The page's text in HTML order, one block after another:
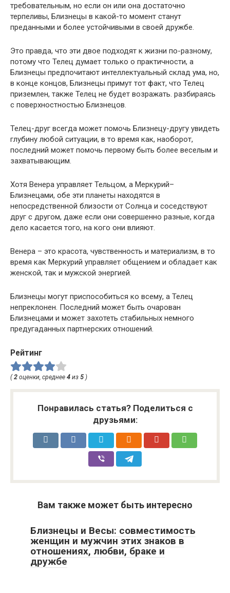
требовательным, но если он или она достаточно
терпеливы, Близнецы в какой-то момент станут
преданными и более устойчивыми в своей дружбе.
Это правда, что эти двое подходят к жизни по-разному,
потому что Телец думает только о практичности, а
Близнецы предпочитают интеллектуальный склад ума, но,
в конце концов, Близнецы примут тот факт, что Телец
приземлен, также Телец не будет возражать. разбираясь
с поверхностностью Близнецов.
Телец-друг всегда может помочь Близнецу-другу увидеть
глубину любой ситуации, в то время как, наоборот,
последний может помочь первому быть более веселым и
захватывающим.
Хотя Венера управляет Тельцом, а Меркурий–
Близнецами, обе эти планеты находятся в
непосредственной близости от Солнца и соседствуют
друг с другом, даже если они совершенно разные, когда
дело касается того, на кого они влияют.
Венера – это красота, чувственность и материализм, в то
время как Меркурий управляет общением и обладает как
женской, так и мужской энергией.
Близнецы могут приспособиться ко всему, а Телец
непреклонен. Последний может быть очарован
Близнецами и может захотеть стабильных немного
предугаданных партнерских отношений.
Рейтинг
(2 оценки, среднее 4 из 5 )
Понравилась статья? Поделиться с
друзьями:
Вам также может быть интересно
Близнецы и Весы: совместимость
женщин и мужчин этих знаков в
отношениях, любви, браке и
дружбе